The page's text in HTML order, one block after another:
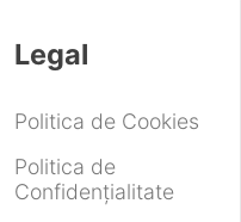
Legal
Politica de Cookies
Politica de
Confidențialitate